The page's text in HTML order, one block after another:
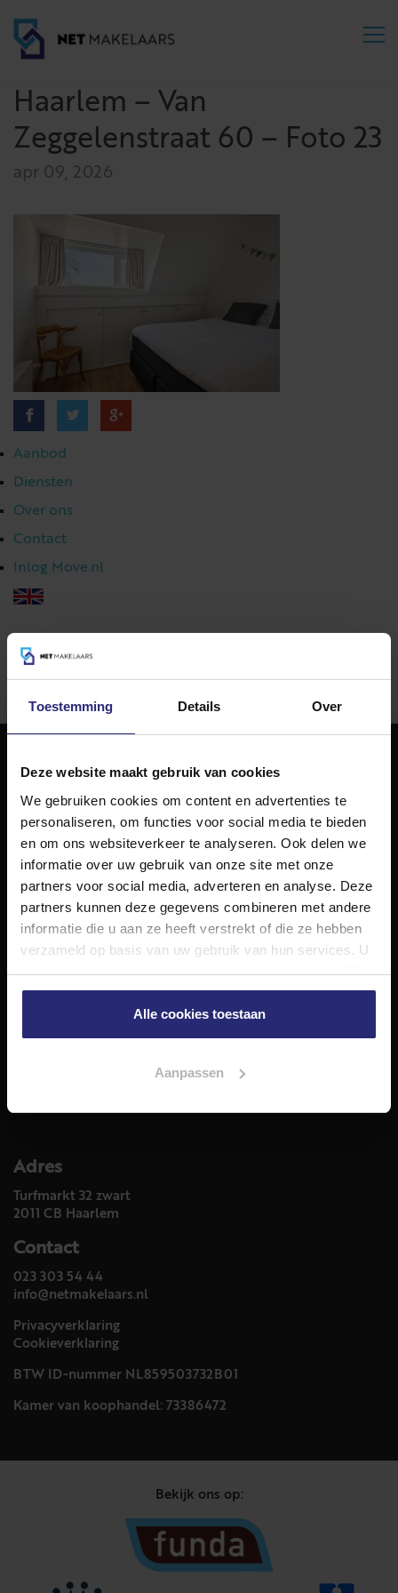
Toestemming Details Over
Deze website maakt gebruik van cookies
We gebruiken cookies om content en advertenties te
personaliseren, om functies voor social media te bieden
en om ons websiteverkeer te analyseren. Ook delen we
informatie over uw gebruik van onze site met onze
partners voor social media, adverteren en analyse. Deze
partners kunnen deze gegevens combineren met andere
informatie die u aan ze heeft verstrekt of die ze hebben
verzameld op basis van uw gebruik van hun services. U
gaat akkoord met onze cookies als u onze website blijft
gebruiken.
Alle cookies toestaan
Aanpassen
Haarlem – Van
Zeggelenstraat 60 – Foto 23
apr 09, 2026
Aanbod
Diensten
Over ons
Contact
Inlog Move.nl
023 303 54 44
NET Makelaars
NET Makelaars is een modern makelaarskantoor met
decennialange ervaring in het vak en diepgaande kennis
van de huizenmarkt in Haarlem en omstreken.
Volg ons op
Diensten
Aankoop
Meer informatie over
Adres
Turfmarkt 32 zwart
2011 CB Haarlem
Contact
023 303 54 44
info@netmakelaars.nl
Privacyverklaring
Cookieverklaring
BTW ID-nummer NL859503732B01
Kamer van koophandel: 73386472
Bekijk ons op: